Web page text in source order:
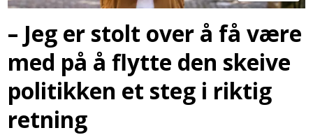
– Jeg er stolt over å få være
med på å flytte den skeive
politikken et steg i riktig
retning